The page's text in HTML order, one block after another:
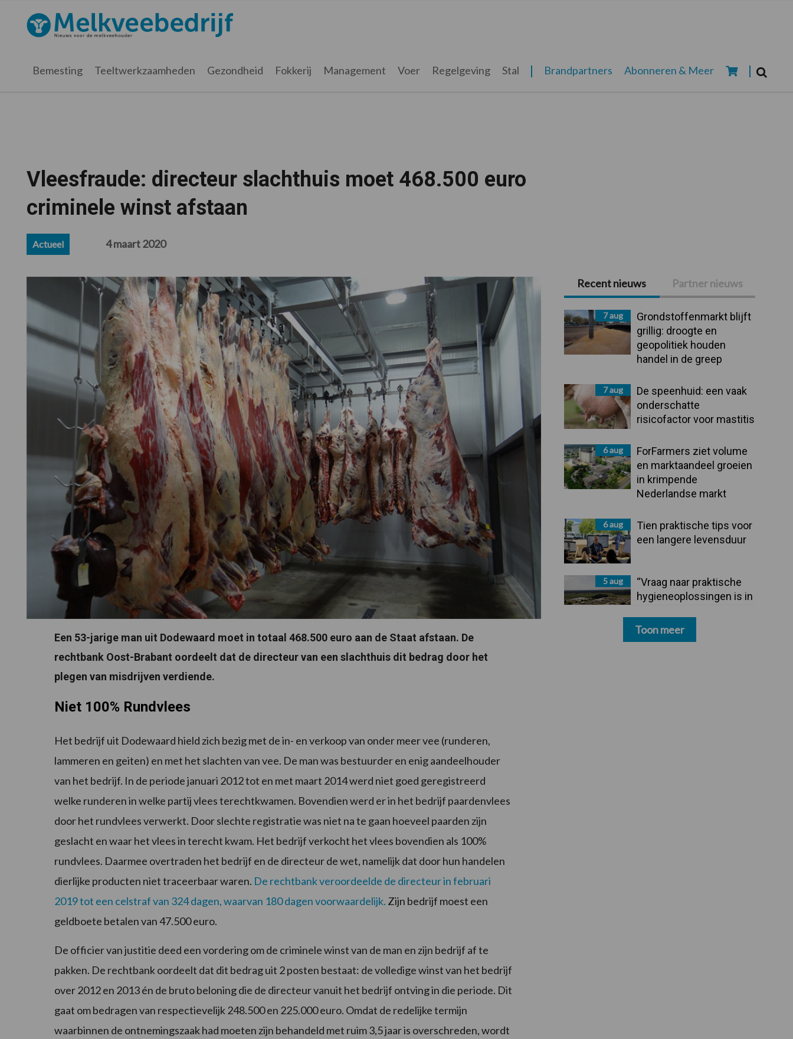
hoofdnavigatie
hoofd
eerste
voettekst
Melkveebedrijf.nl
Bemesting Teeltwerkzaamheden Gezondheid Fokkerij Management Voer Regelgeving Stal Brandpartners Abonneren & Meer
Vleesfraude: directeur slachthuis moet 468.500 euro
criminele winst afstaan
Actueel 4 maart 2020
Een 53-jarige man uit Dodewaard moet in totaal 468.500 euro aan de Staat afstaan. De
rechtbank Oost-Brabant oordeelt dat de directeur van een slachthuis dit bedrag door het
plegen van misdrijven verdiende.
Niet 100% Rundvlees
Het bedrijf uit Dodewaard hield zich bezig met de in- en verkoop van onder meer vee (runderen,
lammeren en geiten) en met het slachten van vee. De man was bestuurder en enig aandeelhouder
van het bedrijf. In de periode januari 2012 tot en met maart 2014 werd niet goed geregistreerd
welke runderen in welke partij vlees terechtkwamen. Bovendien werd er in het bedrijf paardenvlees
door het rundvlees verwerkt. Door slechte registratie was niet na te gaan hoeveel paarden zijn
geslacht en waar het vlees in terecht kwam. Het bedrijf verkocht het vlees bovendien als 100%
rundvlees. Daarmee overtraden het bedrijf en de directeur de wet, namelijk dat door hun handelen
dierlijke producten niet traceerbaar waren. De rechtbank veroordeelde de directeur in februari
2019 tot een celstraf van 324 dagen, waarvan 180 dagen voorwaardelijk. Zijn bedrijf moest een
geldboete betalen van 47.500 euro.
De officier van justitie deed een vordering om de criminele winst van de man en zijn bedrijf af te
pakken. De rechtbank oordeelt dat dit bedrag uit 2 posten bestaat: de volledige winst van het bedrijf
over 2012 en 2013 én de bruto beloning die de directeur vanuit het bedrijf ontving in die periode. Dit
gaat om bedragen van respectievelijk 248.500 en 225.000 euro. Omdat de redelijke termijn
waarbinnen de ontnemingszaak had moeten zijn behandeld met ruim 3,5 jaar is overschreden, wordt
Primaire
Sidebar
Recent nieuws Partner nieuws
7 aug
Grondstoffenmarkt blijft
grillig: droogte en
geopolitiek houden
handel in de greep
7 aug
De speenhuid: een vaak
onderschatte
risicofactor voor mastitis
6 aug
ForFarmers ziet volume
en marktaandeel groeien
in krimpende
Nederlandse markt
6 aug
Tien praktische tips voor
een langere levensduur
5 aug
“Vraag naar praktische
hygieneoplossingen is in
Toon meer